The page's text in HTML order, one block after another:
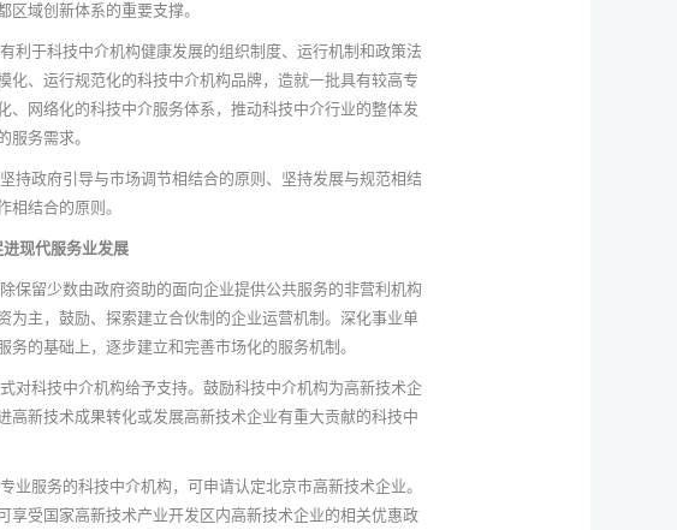
区域创新体系的重要支撑。
利于科技中介机构健康发展的组织制度、运行机制和政策法
化、运行规范化的科技中介机构品牌，造就一批具有较高专
、网络化的科技中介服务体系，推动科技中介行业的整体发
服务需求。
持政府引导与市场调节相结合的原则、坚持发展与规范相结
相结合的原则。
现代服务业发展
保留少数由政府资助的面向企业提供公共服务的非营利机构
为主，鼓励、探索建立合伙制的企业运营机制。深化事业单
的基础上，逐步建立和完善市场化的服务机制。
对科技中介机构给予支持。鼓励科技中介机构为高新技术企
高新技术成果转化或发展高新技术企业有重大贡献的科技中
业服务的科技中介机构，可申请认定北京市高新技术企业。
享受国家高新技术产业开发区内高新技术企业的相关优惠政